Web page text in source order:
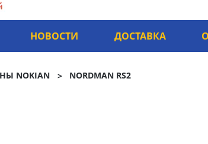
НОВОСТИ ДОСТАВКА
NOKIAN NORDMAN RS2